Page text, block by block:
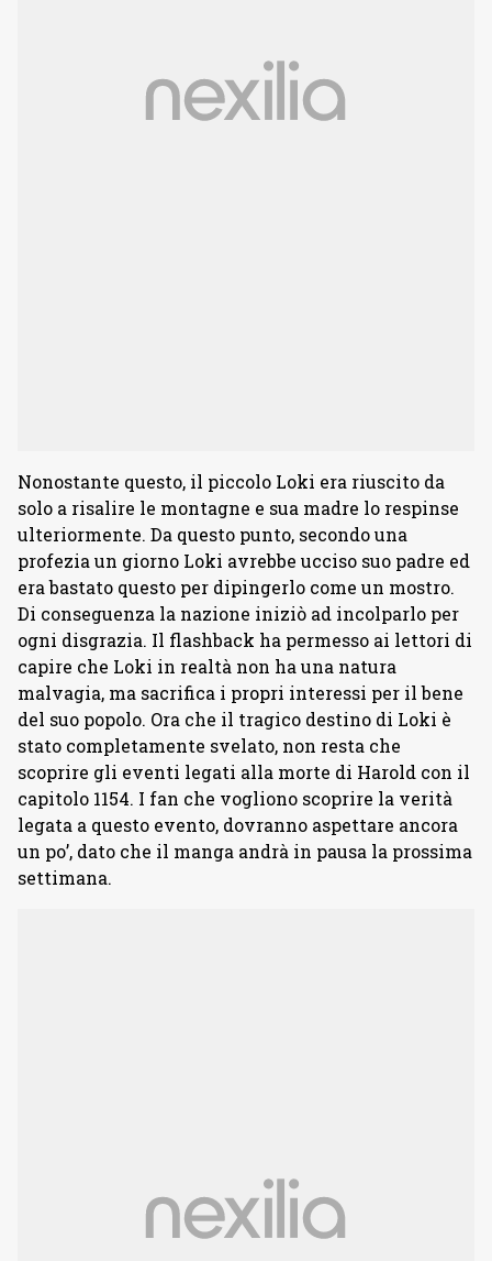
Nonostante questo, il piccolo Loki era riuscito da
solo a risalire le montagne e sua madre lo respinse
ulteriormente. Da questo punto, secondo una
profezia un giorno Loki avrebbe ucciso suo padre ed
era bastato questo per dipingerlo come un mostro.
Di conseguenza la nazione iniziò ad incolparlo per
ogni disgrazia. Il flashback ha permesso ai lettori di
capire che Loki in realtà non ha una natura
malvagia, ma sacrifica i propri interessi per il bene
del suo popolo. Ora che il tragico destino di Loki è
stato completamente svelato, non resta che
scoprire gli eventi legati alla morte di Harold con il
capitolo 1154. I fan che vogliono scoprire la verità
legata a questo evento, dovranno aspettare ancora
un po’, dato che il manga andrà in pausa la prossima
settimana.